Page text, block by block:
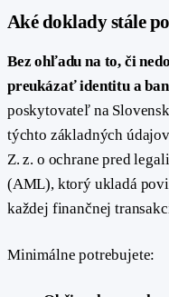
Aké doklady stále
Bez ohľadu na to, či
preukázať identitu a
poskytovateľ na
týchto základných
Z. z. o ochrane pred
(AML), ktorý ukladá
každej finančnej
Minimálne potrebujete: